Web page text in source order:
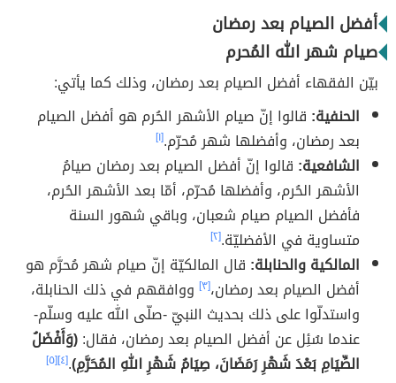
أفضل الصيام بعد رمضان
صيام شهر الله المُحرم
بيّن الفقهاء أفضل الصيام بعد رمضان، وذلك كما يأتي:
الحنفية: قالوا إنّ صيام الأشهر الحُرم هو أفضل الصيام
بعد رمضان، وأفضلها شهر مُحرّم.[١]
الشافعية: قالوا إنّ أفضل الصيام بعد رمضان صيامُ
الأشهر الحُرم، وأفضلها مُحرّم، أمّا بعد الأشهر الحُرم،
فأفضل الصيام صيام شعبان، وباقي شهور السنة
متساوية في الأفضليّة.[٢]
المالكية والحنابلة: قال المالكيّة إنّ صيام شهر مُحرَّم هو
أفضل الصيام بعد رمضان،[٣] ووافقهم في ذلك الحنابلة،
واستدلّوا على ذلك بحديث النبيّ -صلّى الله عليه وسلّم-
عندما سُئِل عن أفضل الصيام بعد رمضان، فقال:(وَأَفْضَلُ
الصِّيَامِ بَعْدَ شَهْرِ رَمَضَانَ، صِيَامُ شَهْرِ اللهِ المُحَرَّمِ).[٤] [٥]